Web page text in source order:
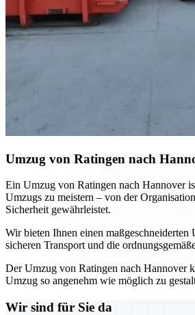
Umzug von Ratingen nach
Ein Umzug von Ratingen nach Hannover
Umzugs zu meistern – von der
Sicherheit gewährleistet.
Wir bieten Ihnen einen
sicheren Transport und die
Der Umzug von Ratingen nach Hannover
Umzug so angenehm wie möglich zu
Wir sind für Sie da